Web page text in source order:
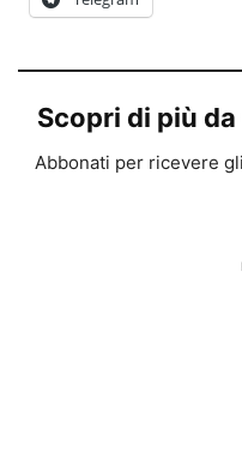
Scopri di più
Abbonati per ricevere